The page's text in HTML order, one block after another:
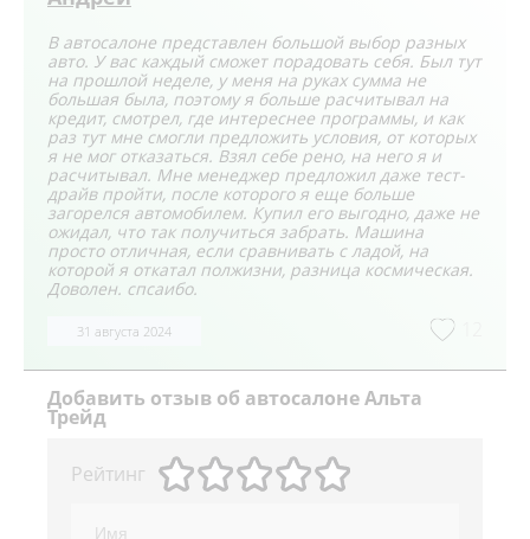
В автосалоне представлен большой выбор разных
авто. У вас каждый сможет порадовать себя. Был тут
на прошлой неделе, у меня на руках сумма не
большая была, поэтому я больше расчитывал на
кредит, смотрел, где интереснее программы, и как
раз тут мне смогли предложить условия, от которых
я не мог отказаться. Взял себе рено, на него я и
расчитывал. Мне менеджер предложил даже тест-
драйв пройти, после которого я еще больше
загорелся автомобилем. Купил его выгодно, даже не
ожидал, что так получиться забрать. Машина
просто отличная, если сравнивать с ладой, на
которой я откатал полжизни, разница космическая.
Доволен. спсаибо.
31 августа 2024
Добавить отзыв об автосалоне Альта
Трейд
Рейтинг